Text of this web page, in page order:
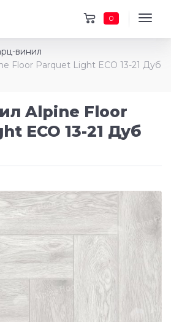
0
винил
Floor Parquet Light ECO 13-21 Дуб
Alpine Floor
ECO 13-21 Дуб